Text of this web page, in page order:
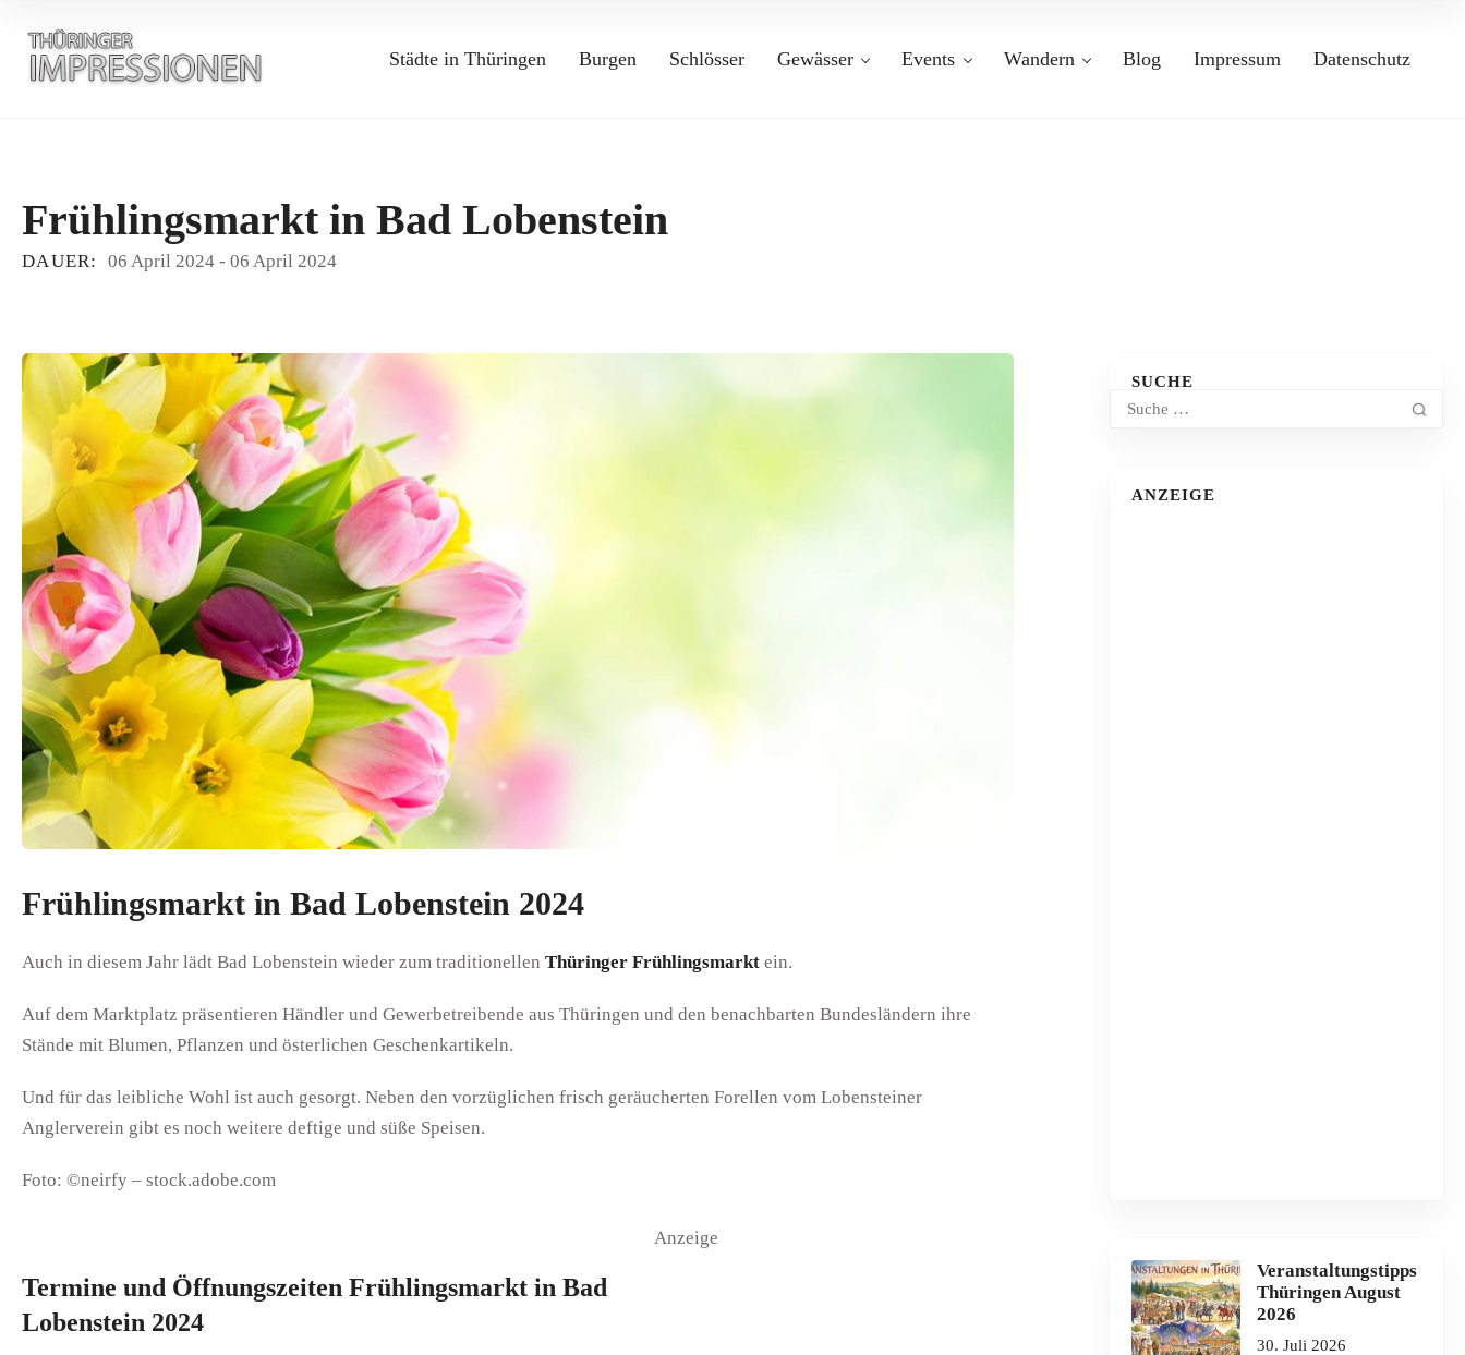
Städte in Thüringen Burgen Schlösser Gewässer Events Wandern Blog Impressum Datenschutz
Frühlingsmarkt in Bad Lobenstein
DAUER: 06 April 2024 - 06 April 2024
Frühlingsmarkt in Bad Lobenstein 2024
Auch in diesem Jahr lädt Bad Lobenstein wieder zum traditionellen Thüringer Frühlingsmarkt ein.
Auf dem Marktplatz präsentieren Händler und Gewerbetreibende aus Thüringen und den benachbarten Bundesländern ihre
Stände mit Blumen, Pflanzen und österlichen Geschenkartikeln.
Und für das leibliche Wohl ist auch gesorgt. Neben den vorzüglichen frisch geräucherten Forellen vom Lobensteiner
Anglerverein gibt es noch weitere deftige und süße Speisen.
Foto: ©neirfy – stock.adobe.com
Anzeige
Termine und Öffnungszeiten Frühlingsmarkt in Bad
Lobenstein 2024
SUCHE
ANZEIGE
Veranstaltungstipps
Thüringen August
2026
30. Juli 2026